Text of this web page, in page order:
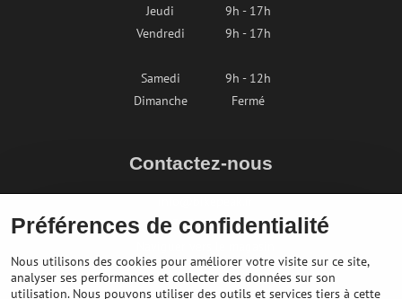
Jeudi
9h - 17h
Vendredi
9h - 17h
Samedi
9h - 12h
Dimanche
Fermé
Contactez-nous
+436764858804
Préférences de confidentialité
Nous utilisons des cookies pour améliorer votre visite sur ce site,
analyser ses performances et collecter des données sur son
utilisation. Nous pouvons utiliser des outils et services tiers à cette